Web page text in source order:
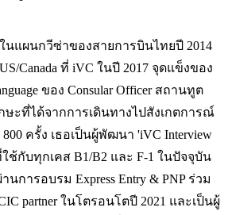
แผนกวีซ่าของสายการบินไทยปี 2014
Canada ที่ iVC ในปี 2017 จุดแข็งของ
ของ Consular Officer สถานทูต
ะที่ได้จากการเดินทางไปสังเกตการณ์
ครั้ง เธอเป็นผู้พัฒนา 'iVC Interview
ใช้กับทุกเคส B1/B2 และ F-1 ในปัจจุบัน
การอบรม Express Entry & PNP ร่วม
partner ในโตรอนโตปี 2021 และเป็นผู้